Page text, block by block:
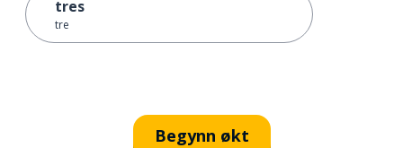
tres
tre
Begynn økt